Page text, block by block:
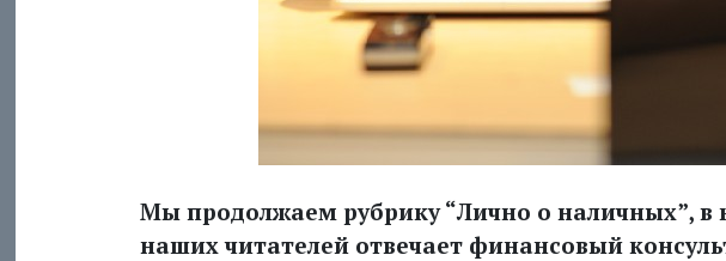
Мы продолжаем рубрику “Лично о наличных”, в
наших читателей отвечает финансовый